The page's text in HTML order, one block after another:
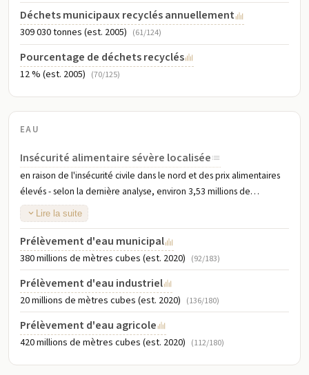
Déchets municipaux recyclés annuellement
309 030 tonnes (est. 2005) (61/124)
Pourcentage de déchets recyclés
12 % (est. 2005) (70/125)
EAU
Insécurité alimentaire sévère localisée
en raison de l'insécurité civile dans le nord et des prix alimentaires
élevés - selon la dernière analyse, environ 3,53 millions de
personnes devraient faire face à une insécurité alimentaire aiguë
pendant la période de soudure de juin à août 2023 ; cela
représenterait une légère augmentation par rapport à l'année
précédente ; l'insécurité alimentaire est principalement causée par
l'aggravation de l'insécurité dans les régions du Centre-Nord et du
Sahel qui, en décembre 2022 (dernières données disponibles),
avaient déplacé environ 1,88 million de personnes ; les prix
alimentaires élevés aggravent davantage les conditions des
ménages les plus vulnérables (2023)
Lire la suite
Prélèvement d'eau municipal
380 millions de mètres cubes (est. 2020) (92/183)
Prélèvement d'eau industriel
20 millions de mètres cubes (est. 2020) (136/180)
Prélèvement d'eau agricole
420 millions de mètres cubes (est. 2020) (112/180)